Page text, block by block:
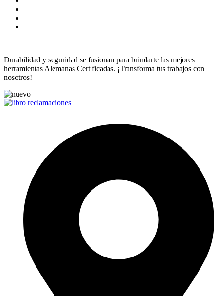
Durabilidad y seguridad se fusionan para brindarte las mejores
herramientas Alemanas Certificadas. ¡Transforma tus trabajos con
nosotros!